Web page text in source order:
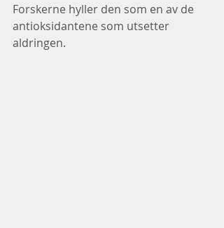
Forskerne hyller den som en av de
antioksidantene som utsetter
aldringen.